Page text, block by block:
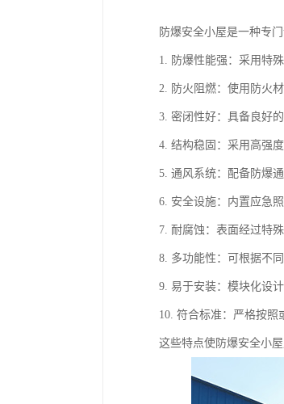
防爆安全小屋是一种专
1. 防爆性能强：采用特
2. 防火阻燃：使用防火
3. 密闭性好：具备良好
4. 结构稳固：采用高强
5. 通风系统：配备防爆
6. 安全设施：内置应急
7. 耐腐蚀：表面经过特
8. 多功能性：可根据不
9. 易于安装：模块化设
10. 符合标准：严格按照
这些特点使防爆安全小